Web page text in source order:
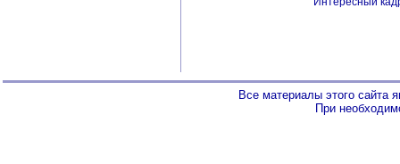
Все материалы этого сайта
При